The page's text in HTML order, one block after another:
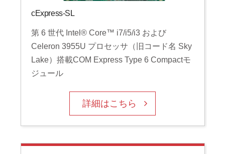
cExpress-SL
第 6 世代 Intel® Core™ i7/i5/i3 および
Celeron 3955U プロセッサ（旧コード名 Sky
Lake）搭載COM Express Type 6 Compactモ
ジュール
詳細はこちら